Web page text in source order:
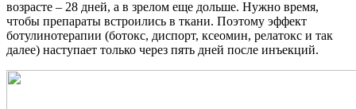
возрасте – 28 дней, а в зрелом еще дольше. Нужно время,
чтобы препараты встроились в ткани. Поэтому эффект
ботулинотерапии (ботокс, диспорт, ксеомин, релатокс и так
далее) наступает только через пять дней после инъекций.